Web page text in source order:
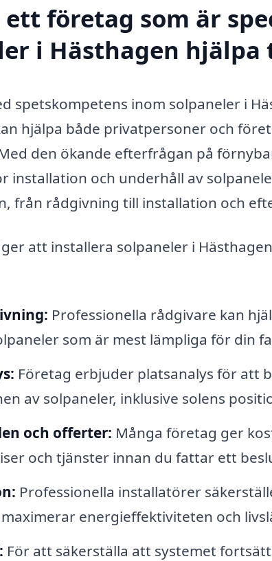
ett företag som är
i Hästhagen hjälpa
spetskompetens inom solpaneler i
hjälpa både privatpersoner och
den ökande efterfrågan på
installation och underhåll av
från rådgivning till installation och
att installera solpaneler i
Professionella rådgivare kan
som är mest lämpliga för din
Företag erbjuder platsanalys för att
av solpaneler, inklusive solens
och offerter: Många företag ger
och tjänster innan du fattar ett
Professionella installatörer
energieffektiviteten och
För att säkerställa att systemet